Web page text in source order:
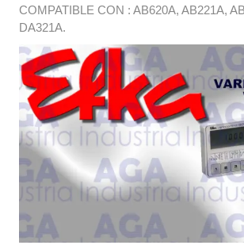
COMPATIBLE CON : AB620A, AB221A,
DA321A.